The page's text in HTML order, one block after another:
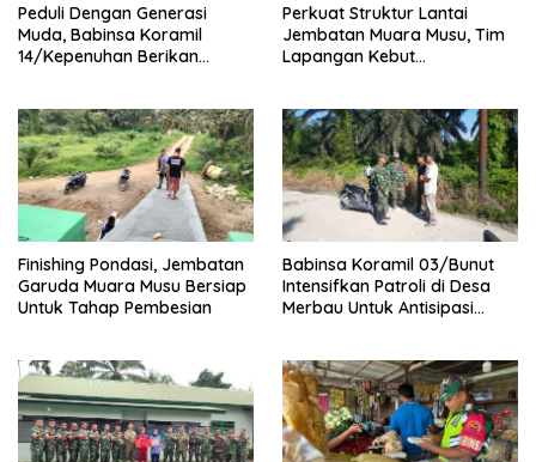
Peduli Dengan Generasi
Muda, Babinsa Koramil
14/Kepenuhan Berikan
Perkuat Struktur Lantai
Jembatan Muara Musu, Tim
Lapangan Kebut
Finishing Pondasi, Jembatan
Garuda Muara Musu Bersiap
Untuk Tahap Pembesian
Babinsa Koramil 03/Bunut
Intensifkan Patroli di Desa
Merbau Untuk Antisipasi